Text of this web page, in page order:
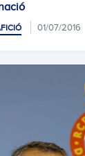
01/07/2016